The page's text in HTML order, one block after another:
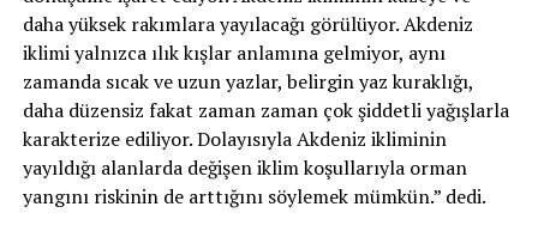
daha yüksek rakımlara yayılacağı görülüyor. Akdeniz
iklimi yalnızca ılık kışlar anlamına gelmiyor, aynı
zamanda sıcak ve uzun yazlar, belirgin yaz kuraklığı,
daha düzensiz fakat zaman zaman çok şiddetli yağışlarla
karakterize ediliyor. Dolayısıyla Akdeniz ikliminin
yayıldığı alanlarda değişen iklim koşullarıyla orman
yangını riskinin de arttığını söylemek mümkün.” dedi.